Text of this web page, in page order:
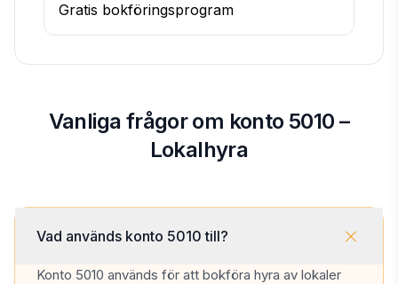
Gratis bokföringsprogram
Vanliga frågor om konto 5010 –
Lokalhyra
Vad används konto 5010 till?
Konto 5010 används för att bokföra hyra av lokaler